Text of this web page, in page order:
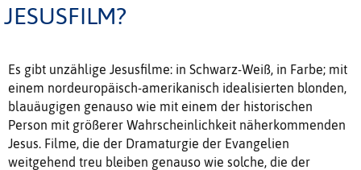
JESUSFILM?
Es gibt unzählige Jesusfilme: in Schwarz-Weiß, in Farbe; mit
einem nordeuropäisch-amerikanisch idealisierten blonden,
blauäugigen genauso wie mit einem der historischen
Person mit größerer Wahrscheinlichkeit näherkommenden
Jesus. Filme, die der Dramaturgie der Evangelien
weitgehend treu bleiben genauso wie solche, die der